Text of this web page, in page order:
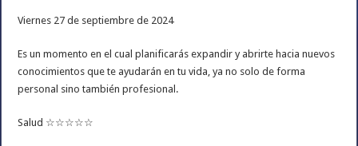
Viernes 27 de septiembre de 2024
Es un momento en el cual planificarás expandir y abrirte hacia nuevos
conocimientos que te ayudarán en tu vida, ya no solo de forma
personal sino también profesional.
Salud ☆☆☆☆☆